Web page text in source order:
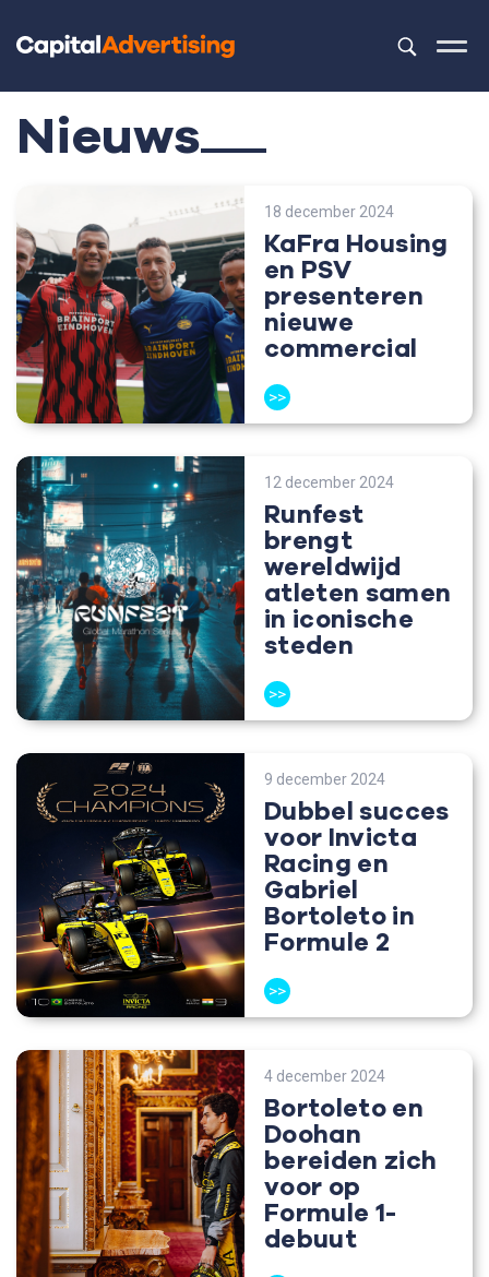
Dit is een
Er zijn
Nieuws
18 december 2024
KaFra Housing
en PSV
presenteren
nieuwe
commercial
>>
12 december 2024
Runfest
brengt
wereldwijd
atleten samen
in iconische
steden
>>
9 december 2024
Dubbel succes
voor Invicta
Racing en
Gabriel
Bortoleto in
Formule 2
>>
4 december 2024
Bortoleto en
Doohan
bereiden zich
voor op
Formule 1-
debuut